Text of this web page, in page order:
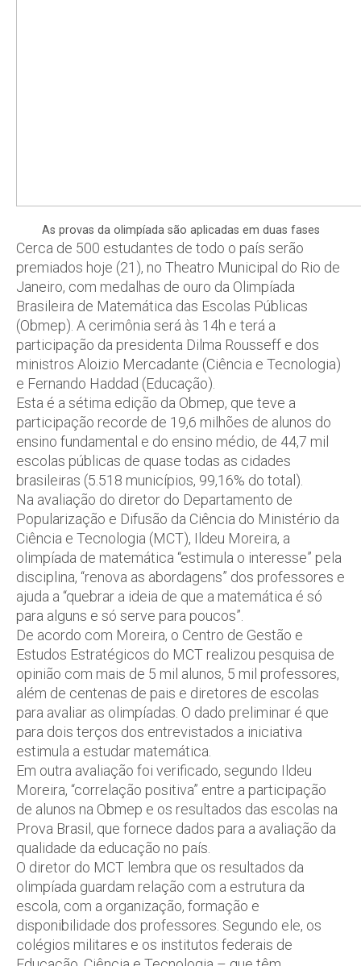
As provas da olimpíada são aplicadas em duas fases
Cerca de 500 estudantes de todo o país serão
premiados hoje (21), no Theatro Municipal do Rio de
Janeiro, com medalhas de ouro da Olimpíada
Brasileira de Matemática das Escolas Públicas
(Obmep). A cerimônia será às 14h e terá a
participação da presidenta Dilma Rousseff e dos
ministros Aloizio Mercadante (Ciência e Tecnologia)
e Fernando Haddad (Educação).
Esta é a sétima edição da Obmep, que teve a
participação recorde de 19,6 milhões de alunos do
ensino fundamental e do ensino médio, de 44,7 mil
escolas públicas de quase todas as cidades
brasileiras (5.518 municípios, 99,16% do total).
Na avaliação do diretor do Departamento de
Popularização e Difusão da Ciência do Ministério da
Ciência e Tecnologia (MCT), Ildeu Moreira, a
olimpíada de matemática “estimula o interesse” pela
disciplina, “renova as abordagens” dos professores e
ajuda a “quebrar a ideia de que a matemática é só
para alguns e só serve para poucos”.
De acordo com Moreira, o Centro de Gestão e
Estudos Estratégicos do MCT realizou pesquisa de
opinião com mais de 5 mil alunos, 5 mil professores,
além de centenas de pais e diretores de escolas
para avaliar as olimpíadas. O dado preliminar é que
para dois terços dos entrevistados a iniciativa
estimula a estudar matemática.
Em outra avaliação foi verificado, segundo Ildeu
Moreira, “correlação positiva” entre a participação
de alunos na Obmep e os resultados das escolas na
Prova Brasil, que fornece dados para a avaliação da
qualidade da educação no país.
O diretor do MCT lembra que os resultados da
olimpíada guardam relação com a estrutura da
escola, com a organização, formação e
disponibilidade dos professores. Segundo ele, os
colégios militares e os institutos federais de